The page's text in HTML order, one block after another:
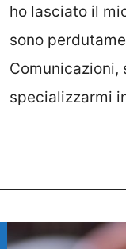
ho lasciato il
sono
specializzarmi